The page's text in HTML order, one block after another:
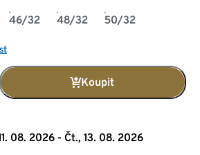
46/32 48/32 50/32
Koupit
08. 2026 - Čt., 13. 08. 2026